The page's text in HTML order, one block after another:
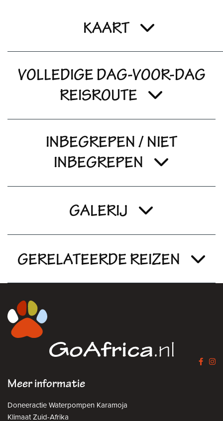
KAART
VOLLEDIGE DAG-VOOR-DAG
REISROUTE
INBEGREPEN / NIET
INBEGREPEN
GALERIJ
GERELATEERDE REIZEN
Meer informatie
Doneeractie Waterpompen Karamoja
Klimaat Zuid-Afrika